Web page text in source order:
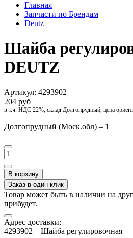
Главная
Запчасти по Брендам
Deutz
Шайба
DEUTZ
Артикул: 4293902
204 руб
в т.ч. НДС 22%, склад Долгопрудный, цена
Долгопрудный (Моск.обл) – 1
В корзину
Заказ в один клик
Товар может быть в наличии на
прибудет.
Адрес доставки:
4293902 – Шайба регулировочная